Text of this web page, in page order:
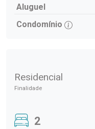
Aluguel
Condomínio
Residencial
Finalidade
2